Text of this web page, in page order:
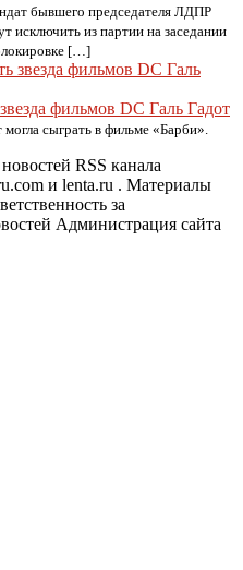
бывшего председателя ЛДПР
исключить из партии на заседании
[…]
фильмов DC Галь Гадот
сыграть в фильме «Барби».
RSS канала
и lenta.ru . Материалы
за
Администрация сайта